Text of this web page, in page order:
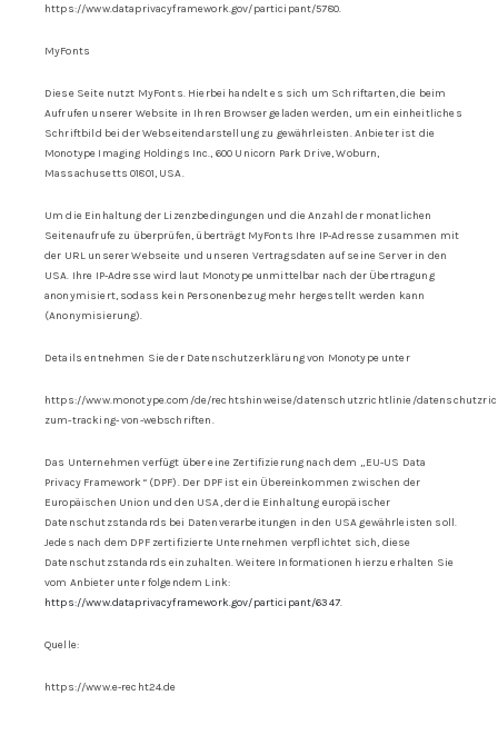
https://www.dataprivacyframework.gov/participant/5780.
MyFonts
Diese Seite nutzt MyFonts. Hierbei handelt es sich um Schriftarten, die beim
Aufrufen unserer Website in Ihren Browser geladen werden, um ein einheitliches
Schriftbild bei der Webseitendarstellung zu gewährleisten. Anbieter ist die
Monotype Imaging Holdings Inc., 600 Unicorn Park Drive, Woburn,
Massachusetts 01801, USA.
Um die Einhaltung der Lizenzbedingungen und die Anzahl der monatlichen
Seitenaufrufe zu überprüfen, überträgt MyFonts Ihre IP-Adresse zusammen mit
der URL unserer Webseite und unseren Vertragsdaten auf seine Server in den
USA. Ihre IP-Adresse wird laut Monotype unmittelbar nach der Übertragung
anonymisiert, sodass kein Personenbezug mehr hergestellt werden kann
(Anonymisierung).
Details entnehmen Sie der Datenschutzerklärung von Monotype unter
https://www.monotype.com/de/rechtshinweise/datenschutzrichtlinie/
zum-tracking- von-webschriften.
Das Unternehmen verfügt über eine Zertifizierung nach dem „EU-US Data
Privacy Framework“ (DPF). Der DPF ist ein Übereinkommen zwischen der
Europäischen Union und den USA, der die Einhaltung europäischer
Datenschutzstandards bei Datenverarbeitungen in den USA gewährleisten soll.
Jedes nach dem DPF zertifizierte Unternehmen verpflichtet sich, diese
Datenschutzstandards einzuhalten. Weitere Informationen hierzu erhalten Sie
vom Anbieter unter folgendem Link:
https://www.dataprivacyframework.gov/participant/6347.
Quelle:
https://www.e-recht24.de